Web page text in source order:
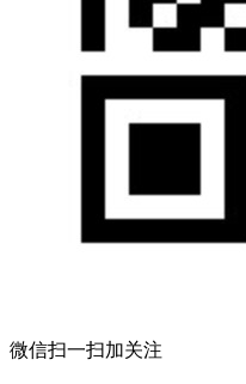
微信扫一扫加关注